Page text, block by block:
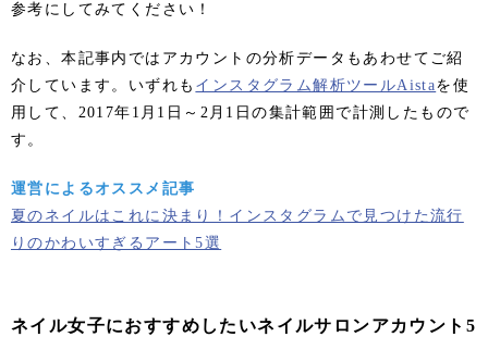
参考にしてみてください！
なお、本記事内ではアカウントの分析データもあわせてご紹
介しています。いずれも インスタグラム解析ツールAistaを使
用して、2017年1月1日～2月1日の集計範囲で計測したもので
す。
運営によるオススメ記事
夏のネイルはこれに決まり！インスタグラムで見つけた流行
りのかわいすぎるアート5選
ネイル女子におすすめしたいネイルサロンアカウント5